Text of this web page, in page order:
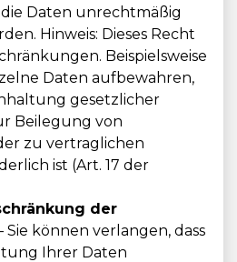
Daten unrechtmäßig
Hinweis: Dieses Recht
Beispielsweise
Daten aufbewahren,
gesetzlicher
Beilegung von
zu vertraglichen
ist (Art. 17 der
der
Sie können verlangen, dass
Ihrer Daten